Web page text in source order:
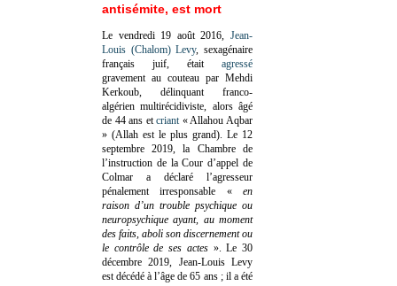
antisémite, est mort
Le vendredi 19 août 2016, Jean-
Louis (Chalom) Levy, sexagénaire
français juif, était agressé
gravement au couteau par Mehdi
Kerkoub, délinquant franco-
algérien multirécidiviste, alors âgé
de 44 ans etcriant « Allahou Aqbar
» (Allah est le plus grand). Le 12
septembre 2019, la Chambre de
l’instruction de la Cour d’appel de
Colmar a déclaré l’agresseur
pénalement irresponsable «en
raison d’un trouble psychique ou
neuropsychique ayant, au moment
des faits, aboli son discernement ou
le contrôle de ses actes». Le 30
décembre 2019, Jean-Louis Levy
est décédé à l’âge de 65 ans ; il a été